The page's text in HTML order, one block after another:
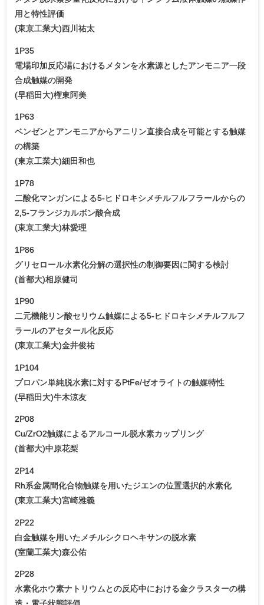
用と特性評価
(東京工業大)西川祐太
1P35
電場印加反応場におけるメタンを水素源としたアンモニア一段
合成触媒の開発
(早稲田大)権東阿美
1P63
ベンゼンとアンモニアからアニリン直接合成を可能とする触媒
の構築
(東京工業大)細田和也
1P78
二酸化マンガンによる5-ヒドロキシメチルフルフラールからの
2,5-フランジカルボン酸合成
(東京工業大)林愛理
1P86
グリセロール水素化分解の選択性の制御要因に関する検討
(首都大)相原健司
1P90
二元機能リン酸セリウム触媒による5-ヒドロキシメチルフルフ
ラールのアセタール化反応
(東京工業大)金井俊祐
1P104
プロパン単純脱水素に対するPtFe/ゼオライトの触媒特性
(早稲田大)牛木涼友
2P08
Cu/ZrO2触媒によるアルコール脱水素カップリング
(首都大)中原花梨
2P14
Rh系金属間化合物触媒を用いたジエンの位置選択的水素化
(東京工業大)宮崎雅義
2P22
白金触媒を用いたメチルシクロヘキサンの脱水素
(室蘭工業大)森公佑
2P28
水素化ホウ素ナトリウムとの反応中における金クラスターの構